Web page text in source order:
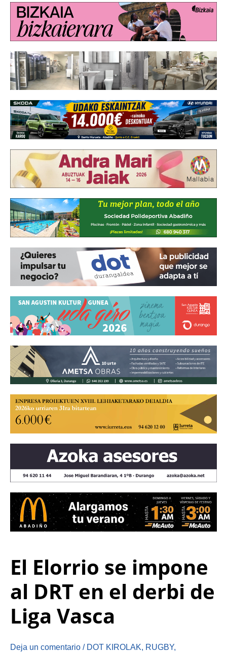
El Elorrio se impone
al DRT en el derbi de
Liga Vasca
Deja un comentario / DOT KIROLAK, RUGBY,